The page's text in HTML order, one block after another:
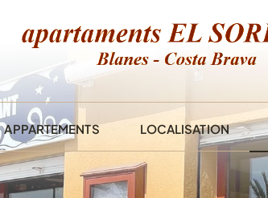
APPARTEMENTS
APPARTEMENTS AVEC
LOCALISATION